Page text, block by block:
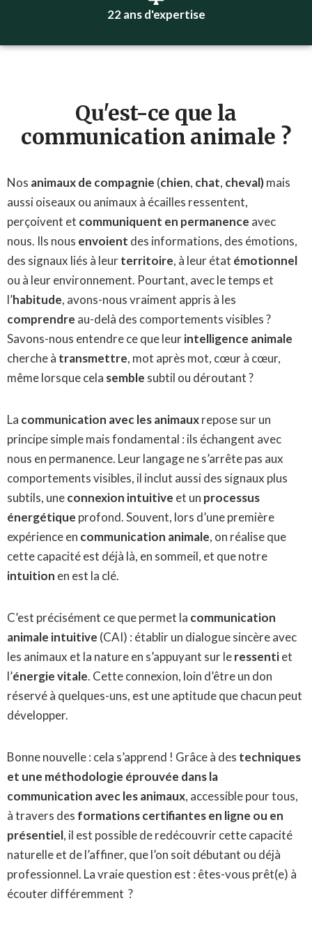
22 ans d'expertise
Qu'est-ce que la
communication animale ?
Nos animaux de compagnie (chien, chat, cheval)mais
aussi oiseaux ou animaux à écailles ressentent,
perçoivent et communiquent en permanence avec
nous. Ils nous envoient des informations, des émotions,
des signaux liés à leurterritoire, à leur état émotionnel
ou à leur environnement. Pourtant, avec le temps et
l’habitude, avons-nous vraiment appris à les
comprendre au-delà des comportements visibles ?
Savons-nous entendre ce que leurintelligence animale
cherche à transmettre, mot après mot, cœur à cœur,
même lorsque cela semble subtil ou déroutant ?
La communication avec les animauxrepose sur un
principe simple mais fondamental : ils échangent avec
nous en permanence. Leur langage ne s’arrête pas aux
comportements visibles, il inclut aussi des signaux plus
subtils, uneconnexion intuitive et un processus
énergétique profond. Souvent, lors d’une première
expérience en communication animale, on réalise que
cette capacité est déjà là, en sommeil, et que notre
intuition en est la clé.
C’est précisément ce que permet la communication
animale intuitive (CAI) : établir un dialogue sincère avec
les animaux et la nature en s’appuyant sur leressentiet
l’énergie vitale. Cette connexion, loin d’être un don
réservé à quelques-uns, est une aptitude que chacun peut
développer.
Bonne nouvelle : cela s’apprend ! Grâce à des techniques
et une méthodologie éprouvée dans la
communication avec les animaux, accessible pour tous,
à travers des formations certifiantes en ligne ou en
présentiel, il est possible de redécouvrir cette capacité
naturelle et de l’affiner, que l’on soit débutant ou déjà
professionnel. La vraie question est : êtes-vous prêt(e) à
écouter différemment ?